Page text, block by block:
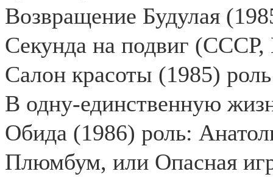
Возвращение Будулая
Секунда на подвиг
Салон красоты (1985)
В одну-единственную
Обида (1986) роль:
Плюмбум, или Опасная